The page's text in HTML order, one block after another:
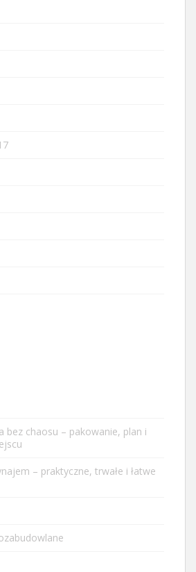
bez chaosu – pakowanie, plan i
– praktyczne, trwałe i łatwe